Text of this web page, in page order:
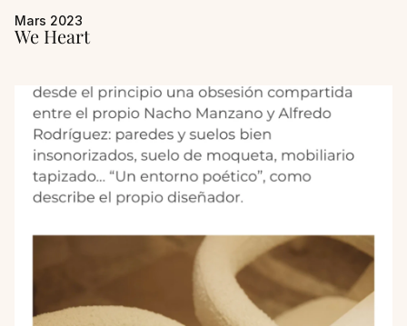
Mars 2023
We Heart